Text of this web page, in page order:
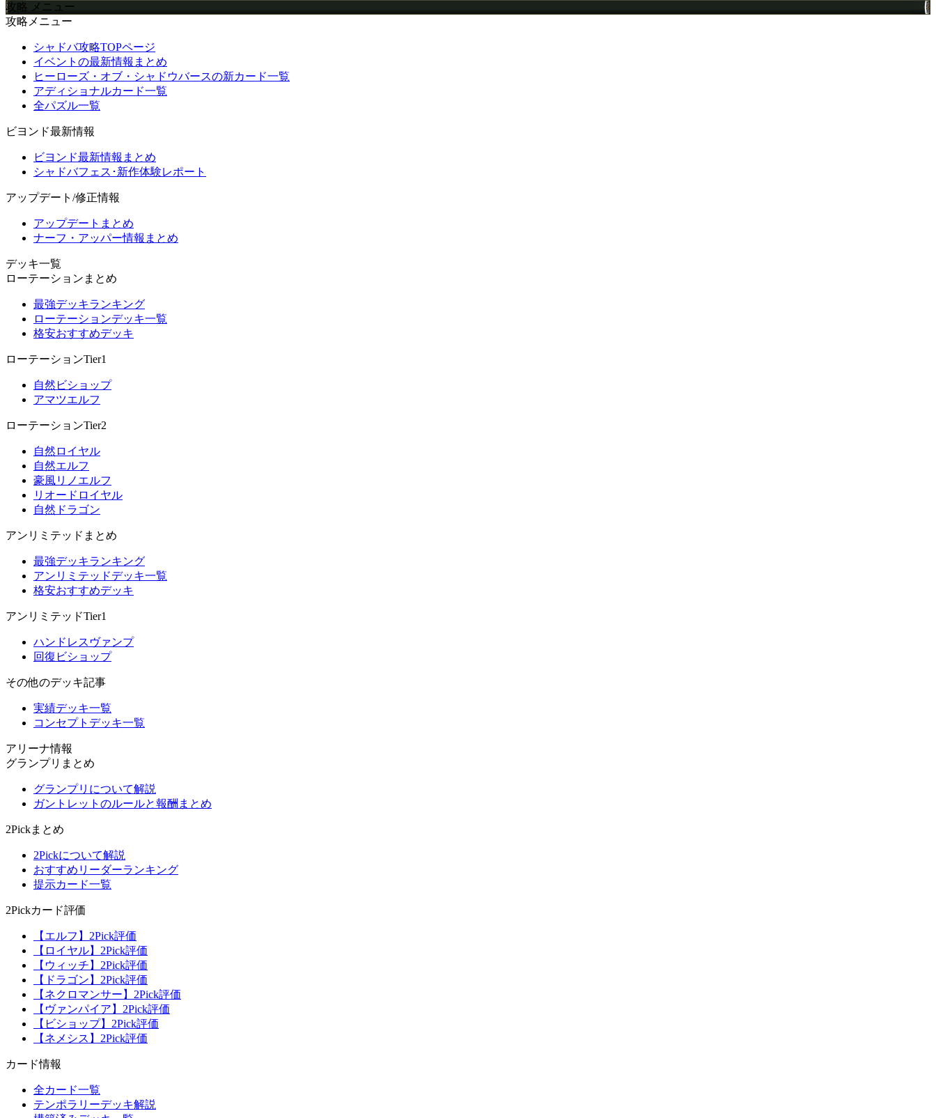
攻略 メニュー
攻略メニュー
シャドバ攻略TOPページ
イベントの最新情報まとめ
ヒーローズ・オブ・シャドウバースの新カード一覧
アディショナルカード一覧
全パズル一覧
ビヨンド最新情報
ビヨンド最新情報まとめ
シャドバフェス･新作体験レポート
アップデート/修正情報
アップデートまとめ
ナーフ・アッパー情報まとめ
デッキ一覧
ローテーションまとめ
最強デッキランキング
ローテーションデッキ一覧
格安おすすめデッキ
ローテーションTier1
自然ビショップ
アマツエルフ
ローテーションTier2
自然ロイヤル
自然エルフ
豪風リノエルフ
リオードロイヤル
自然ドラゴン
アンリミテッドまとめ
最強デッキランキング
アンリミテッドデッキ一覧
格安おすすめデッキ
アンリミテッドTier1
ハンドレスヴァンプ
回復ビショップ
その他のデッキ記事
実績デッキ一覧
コンセプトデッキ一覧
アリーナ情報
グランプリまとめ
グランプリについて解説
ガントレットのルールと報酬まとめ
2Pickまとめ
2Pickについて解説
おすすめリーダーランキング
提示カード一覧
2Pickカード評価
【エルフ】2Pick評価
【ロイヤル】2Pick評価
【ウィッチ】2Pick評価
【ドラゴン】2Pick評価
【ネクロマンサー】2Pick評価
【ヴァンパイア】2Pick評価
【ビショップ】2Pick評価
【ネメシス】2Pick評価
カード情報
全カード一覧
テンポラリーデッキ解説